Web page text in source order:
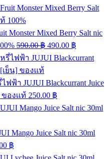
Mixed Berry Salt nic
590.00฿ 490.00 ฿
ฟ้า JUJUI Blackcurrant Juice
ของแท้ 250.00 ฿
Mango Juice Salt nic 30ml
฿